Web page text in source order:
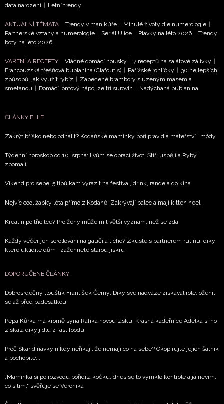
zpracováním údajů k tomuto účelu podle
data narození
Letní trendy
AKTUÁLNÍ TÉMATA Trendy v manikúře Minulé životy dle numerologie
Partnerské vztahy a numerologie
Seriál Ulice Plavky na léto 2026
Trendy
boty na léto 2026
VAŘENÍ A RECEPTY Vláčné domácí housky 7 receptů na salátové zálivky
Francouzská třešňová bublanina (Clafoutis)
Pařížské rohlíčky
30 nejlepších
způsobů, jak využít rybíz
Zapečené brambory s uzeným masem a
smetanou
Domácí iontový nápoj ze tří surovin Nadýchaná bublanina
ČLÁNKY ELLE
Zakrýt bříško nebo odhalit? Kodaňské maminky boří pravidla mateřství i módy
Týdenní horoskop od 10. srpna: Lvům se obrací život, Štíři uspějí a Ryby
zpomalí
Víkend pro sebe: 5 tipů kam vyrazit na festival, drink, rande a do kina
Nejvíc cool žabky léta přímo z Kodaně. Zakrývají palec a mají kitten heel
Kreatin po třicítce? Pro ženy může mít větší význam, než se zdá
Každý večer jen scrollování na gauči a ticho? Zkuste s partnerem rutinu, díky
které uklidíte dům i zažehnete starou jiskru
DOPORUČENÉ ČLÁNKY
Dobrosrdečný tlouštík František Černý: Díky své nadváze získával role, oženil
se až před padesátkou
Pepa Kůrka má kromě syna Rafíka novou lásku: Krásná kadeřnice Adélka si ho
získala díky jídlu z fast foodu
Proč Skandinávky nikdy neříkají, že nemají co na sebe? Okopírujte jejich šatník
a pochopíte...
„Maminka si po rozvodu pořídila kočku, dnes se to vymklo kontrole a já nevím,
co s tím,“ svěřuje se Veronika